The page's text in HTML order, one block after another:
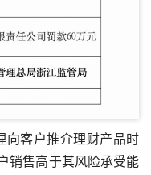
向客户推介理财产品时
销售高于其风险承受能